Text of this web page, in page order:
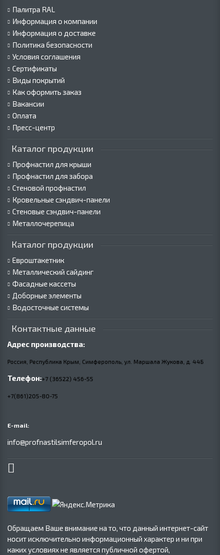
Палитра RAL
Информация о компании
Информация о доставке
Политика безопасности
Условия соглашения
Сертификаты
Виды покрытий
Как оформить заказ
Вакансии
Оплата
Пресс-центр
Каталог продукции
Профнастил для крыши
Профнастил для забора
Стеновой профнастил
Кровельные сэндвич-панели
Стеновые сэндвич-панели
Металлочерепица
Каталог продукции
Евроштакетник
Металлический сайдинг
Фасадные кассеты
Доборные элементы
Водосточные системы
Контактные данные
Адрес производства:
Россия, Республика Крым, Симферополь, ул. Маршала Жукова, д. 44Б
Телефон:+7 (36522) 456-55
+7(861)205-80-75
E-mail:
info@profnastilsimferopol.ru
Обращаем Ваше внимание на то, что данный интернет-сайт
носит исключительно информационный характер и ни при
каких условиях не является публичной офертой,